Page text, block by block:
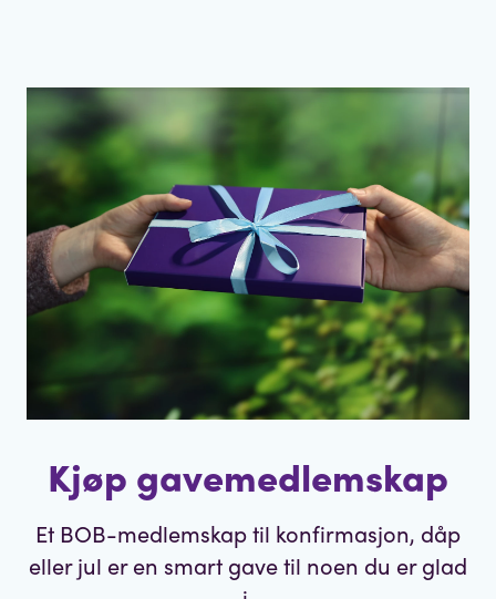
Kjøp gavemedlemskap
Et BOB-medlemskap til konfirmasjon, dåp
eller jul er en smart gave til noen du er glad